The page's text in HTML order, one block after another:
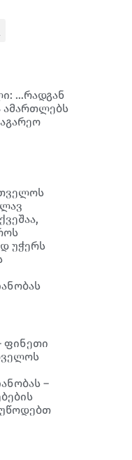
…რადგან
ამართლებს
უჭერს
ფინეთი
–